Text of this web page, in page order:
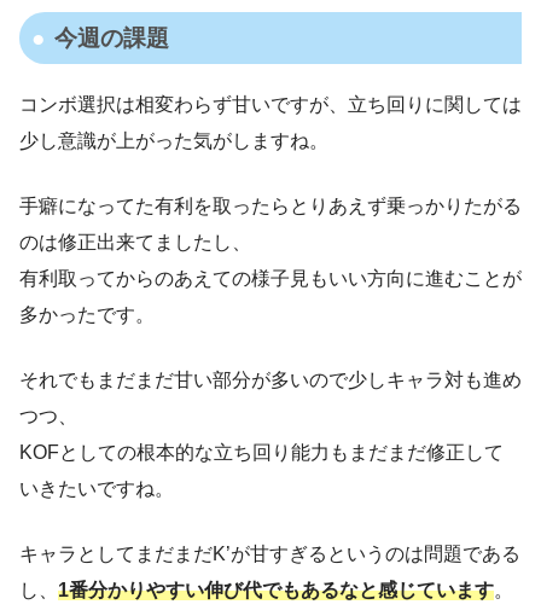
今週の課題
コンボ選択は相変わらず甘いですが、立ち回りに関しては
少し意識が上がった気がしますね。
手癖になってた有利を取ったらとりあえず乗っかりたがる
のは修正出来てましたし、
有利取ってからのあえての様子見もいい方向に進むことが
多かったです。
それでもまだまだ甘い部分が多いので少しキャラ対も進め
つつ、
KOFとしての根本的な立ち回り能力もまだまだ修正して
いきたいですね。
キャラとしてまだまだK’が甘すぎるというのは問題である
し、 1番分かりやすい伸び代でもあるなと感じています。